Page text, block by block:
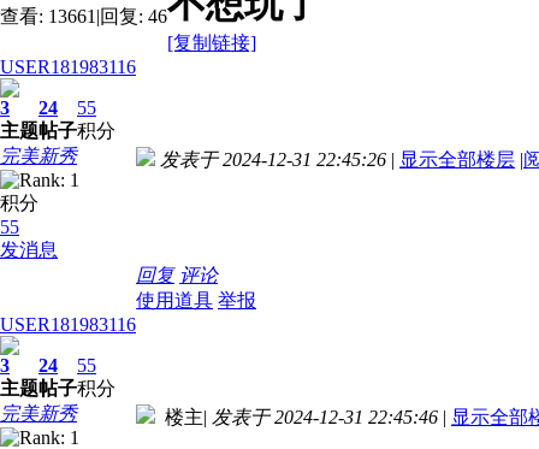
查看: 13661 |回复: 46
[复制链接]
USER181983116
3
主题
24
帖子
55
积分
完美新秀
积分
55
发消息
发表于 2024-12-31 22:45:26 | 显示全部楼层 |
回复 评论
使用道具 举报
USER181983116
3
主题
24
帖子
55
积分
完美新秀
楼主| 发表于 2024-12-31 22:45:46 | 显示全部